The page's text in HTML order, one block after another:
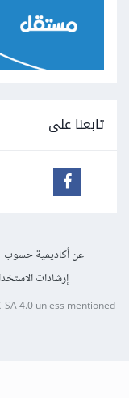
تابعنا على
عن أكاديمية حسوب
إرشادات
SA 4.0unless mentioned